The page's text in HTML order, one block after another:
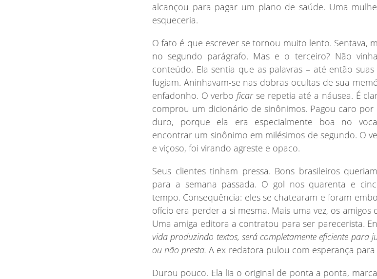
alcançou para pagar um plano de saúde. Uma
esqueceria.
O fato é que escrever se tornou muito lento. Sentava,
no segundo parágrafo. Mas e o terceiro? Não
conteúdo. Ela sentia que as palavras – até então
fugiam. Aninhavam-se nas dobras ocultas de sua
enfadonho. O verbo ficarse repetia até a náusea. É
comprou um dicionário de sinônimos. Pagou caro por
duro, porque ela era especialmente boa no
encontrar um sinônimo em milésimos de segundo. O
e viçoso, foi virando agreste e opaco.
Seus clientes tinham pressa. Bons brasileiros
para a semana passada. O gol nos quarenta e
tempo. Consequência: eles se chatearam e foram
ofício era perder a si mesma. Mais uma vez, os
Uma amiga editora a contratou para ser parecerista.
vida produzindo textos, será completamente eficiente para
ou não presta. A ex-redatora pulou com esperança
Durou pouco. Ela lia o original de ponta a ponta,